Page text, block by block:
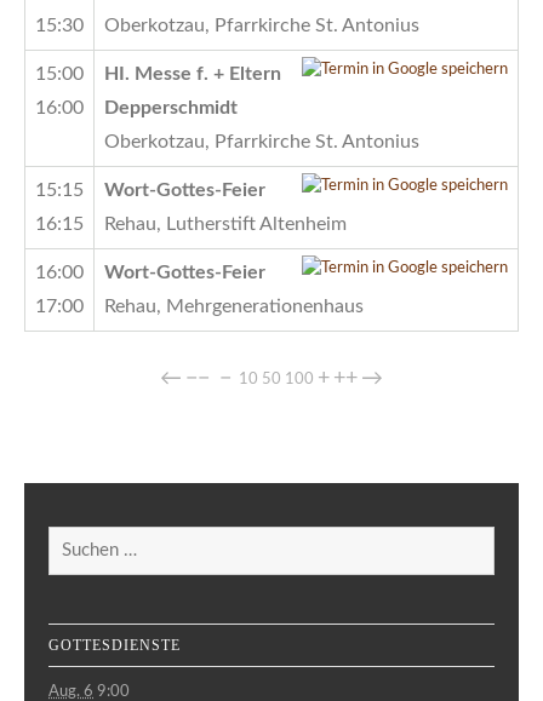
15:30
Oberkotzau, Pfarrkirche St. Antonius
15:00
16:00
HI. Messe f. + Eltern
Depperschmidt
Oberkotzau, Pfarrkirche St. Antonius
15:15
16:15
Wort-Gottes-Feier
Rehau, Lutherstift Altenheim
16:00
17:00
Wort-Gottes-Feier
Rehau, Mehrgenerationenhaus
← −− − 10 50 100 + ++ →
Suchen
GOTTESDIENSTE
Aug. 6 9:00